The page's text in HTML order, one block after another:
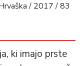
/ 2017 / 83
ki imajo prste